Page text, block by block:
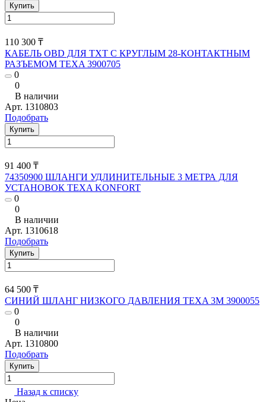
Купить
110 300 ₸
КАБЕЛЬ OBD ДЛЯ TXT С КРУГЛЫМ 28-КОНТАКТНЫМ
РАЗЪЕМОМ TEXA 3900705
0
0
В наличии
Арт. 1310803
Подобрать
Купить
91 400 ₸
74350900 ШЛАНГИ УДЛИНИТЕЛЬНЫЕ 3 МЕТРА ДЛЯ
УСТАНОВОК TEXA KONFORT
0
0
В наличии
Арт. 1310618
Подобрать
Купить
64 500 ₸
СИНИЙ ШЛАНГ НИЗКОГО ДАВЛЕНИЯ TEXA 3М 3900055
0
0
В наличии
Арт. 1310800
Подобрать
Купить
Назад к списку